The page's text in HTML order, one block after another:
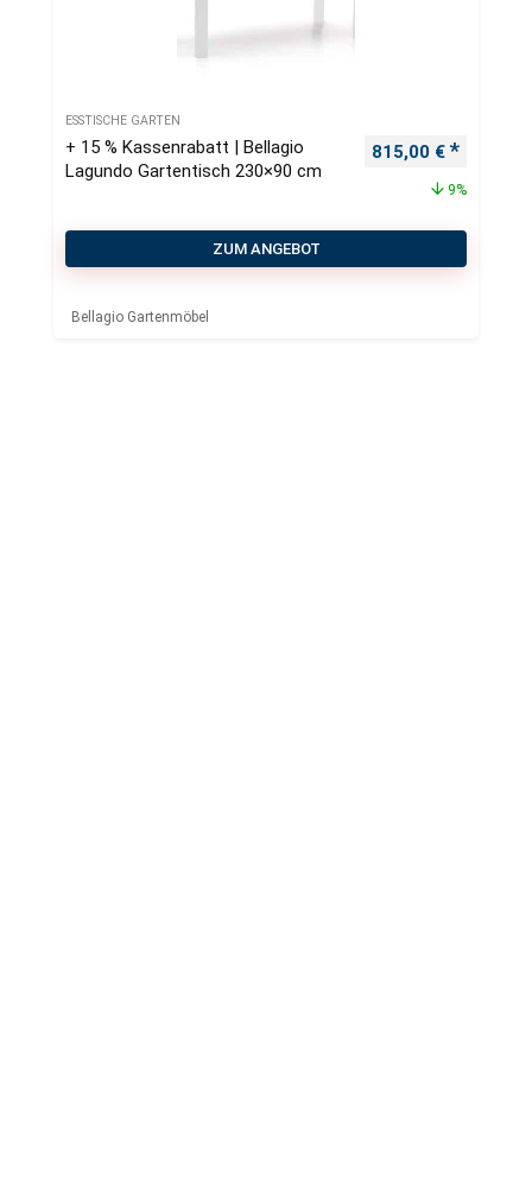
ESSTISCHE GARTEN
+ 15 % Kassenrabatt | Bellagio
Lagundo Gartentisch 230×90 cm
Ursprünglicher
815,00 €
9%
ZUM ANGEBOT
Bellagio Gartenmöbel